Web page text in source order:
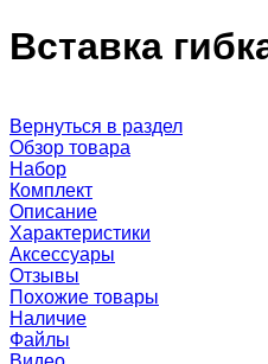
Вставка
Вернуться в раздел
Обзор товара
Набор
Комплект
Описание
Характеристики
Аксессуары
Отзывы
Похожие товары
Наличие
Файлы